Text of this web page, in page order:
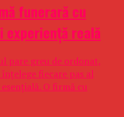
funerară cu
reală
pare greu de ordonat,
fiecare pas al
O firmă cu